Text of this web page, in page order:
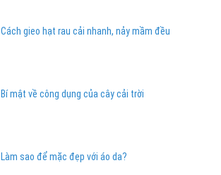
Cách gieo hạt rau cải nhanh, nảy mầm đều
Bí mật về công dụng của cây cải trời
Làm sao để mặc đẹp với áo da?